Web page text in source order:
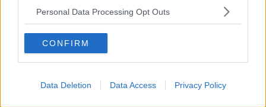
Personal Data Processing Opt Outs
CONFIRM
Data Deletion Data Access Privacy Policy
Cristobal
Ciò che resta
La balena
Vittorio
La bufera
Il mago, la pera e il Bar la Posta
Primavera